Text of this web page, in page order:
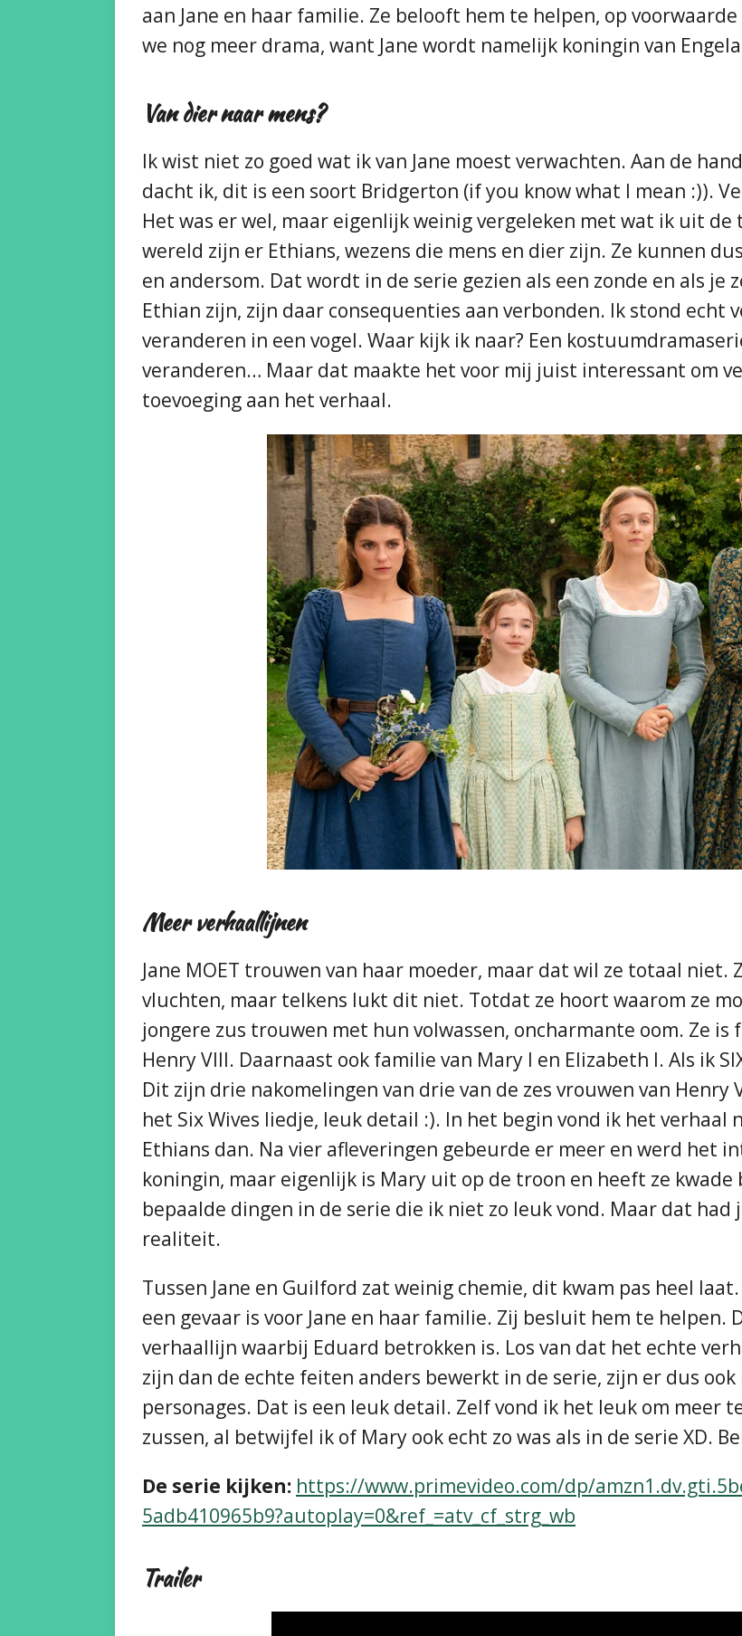
aan Jane en haar familie. Ze belooft hem te helpen, op
we nog meer drama, want Jane wordt namelijk koningin van
Van dier naar mens?
Ik wist niet zo goed wat ik van Jane moest verwachten. Aan de
dacht ik, dit is een soort Bridgerton (if you know what I mean :)).
Het was er wel, maar eigenlijk weinig vergeleken met wat ik uit
wereld zijn er Ethians, wezens die mens en dier zijn. Ze kunnen
en andersom. Dat wordt in de serie gezien als een zonde en als
Ethian zijn, zijn daar consequenties aan verbonden. Ik stond echt
veranderen in een vogel. Waar kijk ik naar? Een
veranderen… Maar dat maakte het voor mij juist interessant om
toevoeging aan het verhaal.
Meer verhaallijnen
Jane MOET trouwen van haar moeder, maar dat wil ze totaal
vluchten, maar telkens lukt dit niet. Totdat ze hoort waarom ze
jongere zus trouwen met hun volwassen, oncharmante oom. Ze is
Henry VIII. Daarnaast ook familie van Mary I en Elizabeth I. Als ik
Dit zijn drie nakomelingen van drie van de zes vrouwen van Henry
het Six Wives liedje, leuk detail :). In het begin vond ik het verhaal
Ethians dan. Na vier afleveringen gebeurde er meer en werd het
koningin, maar eigenlijk is Mary uit op de troon en heeft ze
bepaalde dingen in de serie die ik niet zo leuk vond. Maar dat
realiteit.
Tussen Jane en Guilford zat weinig chemie, dit kwam pas heel
een gevaar is voor Jane en haar familie. Zij besluit hem te helpen.
verhaallijn waarbij Eduard betrokken is. Los van dat het echte
zijn dan de echte feiten anders bewerkt in de serie, zijn er dus
personages. Dat is een leuk detail. Zelf vond ik het leuk om meer
zussen, al betwijfel ik of Mary ook echt zo was als in de serie XD.
De serie kijken: https://www.primevideo.com/dp/
5adb410965b9?autoplay=0&ref_=atv_cf_strg_wb
Trailer